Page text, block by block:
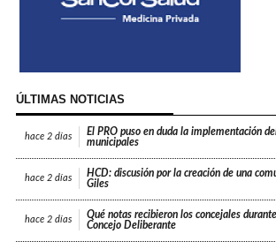
ÚLTIMAS NOTICIAS
hace 2 días
El PRO puso en duda la implementación
municipales
hace 2 días
HCD: discusión por la creación de una
Giles
hace 2 días
Qué notas recibieron los concejales
Concejo Deliberante